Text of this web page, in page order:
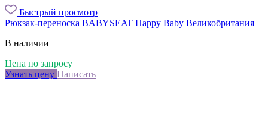
Быстрый просмотр
Рюкзак-переноска BABYSEAT Happy Baby Великобритания
В наличии
Цена по запросу
Узнать цену Написать